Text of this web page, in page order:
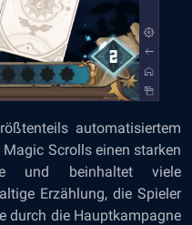
automatisiertem
Scrolls einen starken
und beinhaltet viele
Erzählung, die Spieler
durch die Hauptkampagne